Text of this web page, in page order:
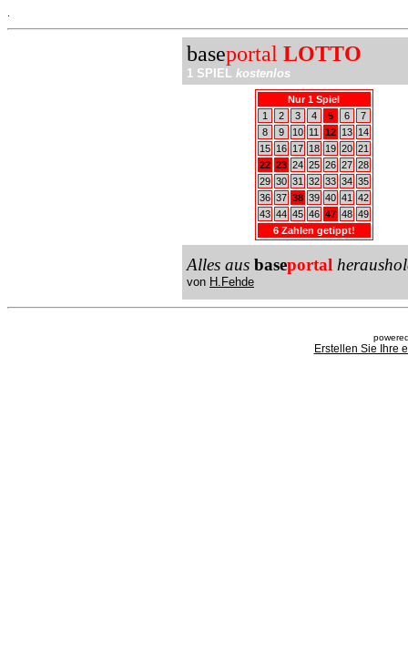
baseportal LOTTO
1 SPIEL kostenlos
Nur 1 Spiel
1
2 3 4 5 6
7
8
9 10 11 12 13
14
15
16 17 18 19 20 21
22 23 24 25 26 27 28
29 30 31 32 33 34 35
36 37 38 39 40 41
42
43 44 45 46 47 48 49
6 Zahlen getippt!
Alles aus baseportal
von H.Fehde
Erstellen Sie Ihre